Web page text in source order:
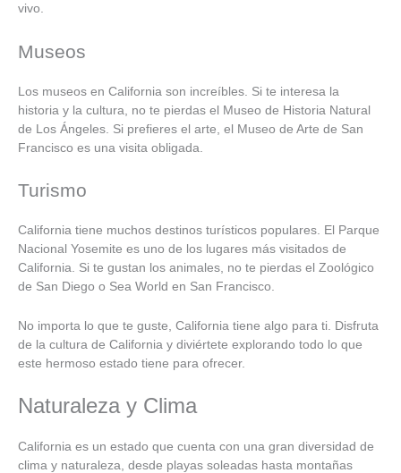
vivo.
Museos
Los museos en California son increíbles. Si te interesa la
historia y la cultura, no te pierdas el Museo de Historia Natural
de Los Ángeles. Si prefieres el arte, el Museo de Arte de San
Francisco es una visita obligada.
Turismo
California tiene muchos destinos turísticos populares. El Parque
Nacional Yosemite es uno de los lugares más visitados de
California. Si te gustan los animales, no te pierdas el Zoológico
de San Diego o Sea World en San Francisco.
No importa lo que te guste, California tiene algo para ti. Disfruta
de la cultura de California y diviértete explorando todo lo que
este hermoso estado tiene para ofrecer.
Naturaleza y Clima
California es un estado que cuenta con una gran diversidad de
clima y naturaleza, desde playas soleadas hasta montañas